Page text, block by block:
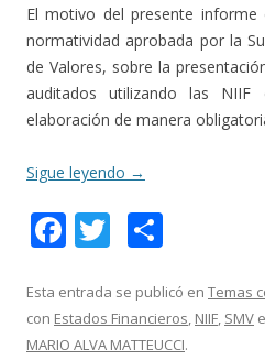
El motivo del presente informe
normatividad aprobada por la
de Valores, sobre la
auditados utilizando las
elaboración de manera
Sigue leyendo →
F
e
b
T
itt
er
m
p
Esta entrada se publicó en Temas
con Estados Financieros, NIIF, SMV
MARIO ALVA MATTEUCCI.